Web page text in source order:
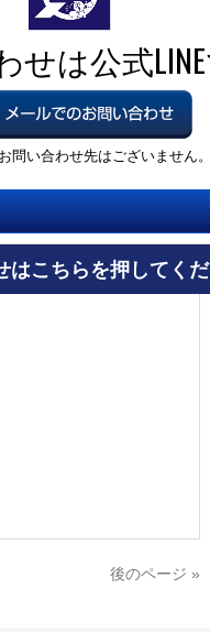
後のページ »